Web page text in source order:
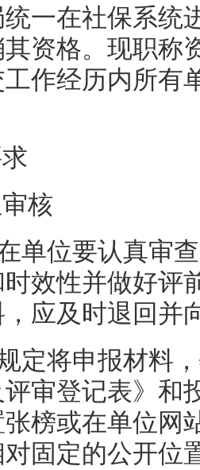
一在社保系统
资格。现职称
作经历内所有
核
单位要认真审
效性并做好评
应及时退回并
定将申报材料
审登记表》和
榜或在单位网
固定的公开位